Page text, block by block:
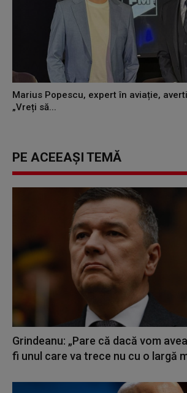
Marius Popescu, expert în aviație,
„Vreți să...
PE ACEEAȘI TEMĂ
Grindeanu: „Pare că dacă vom
fi unul care va trece nu cu o largă